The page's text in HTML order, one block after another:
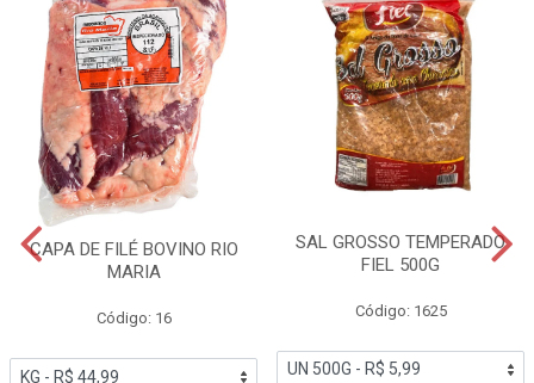
CAPA DE FILÉ BOVINO RIO
MARIA
Código: 16
SAL GROSSO TEMPERADO
FIEL 500G
Código: 1625